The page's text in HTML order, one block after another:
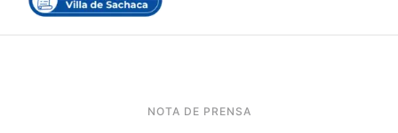
NOTA DE PRENSA